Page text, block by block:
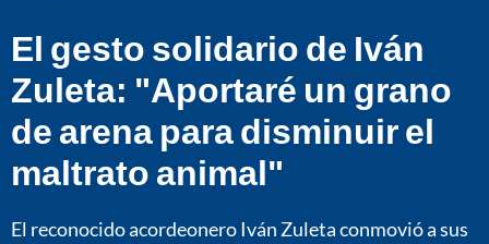
El gesto solidario de Iván
Zuleta: "Aportaré un grano
de arena para disminuir el
maltrato animal"
El reconocido acordeonero Iván Zuleta conmovió a sus